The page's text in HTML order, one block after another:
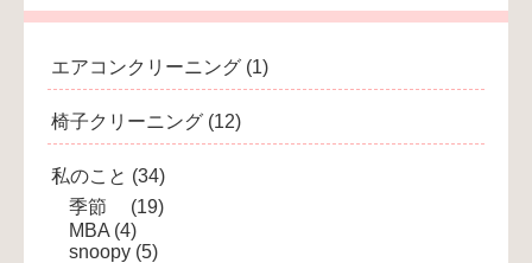
エアコンクリーニング (1)
椅子クリーニング (12)
私のこと (34)
季節
(19)
MBA (4)
snoopy (5)